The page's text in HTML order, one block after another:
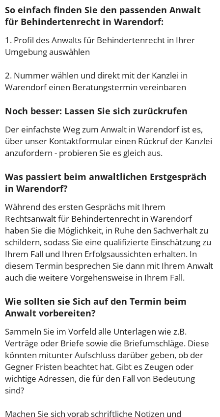
So einfach finden Sie den passenden Anwalt
für Behindertenrecht in Warendorf:
1. Profil des Anwalts für Behindertenrecht in Ihrer
Umgebung auswählen
2. Nummer wählen und direkt mit der Kanzlei in
Warendorf einen Beratungstermin vereinbaren
Noch besser: Lassen Sie sich zurückrufen
Der einfachste Weg zum Anwalt in Warendorf ist es,
über unser Kontaktformular einen Rückruf der Kanzlei
anzufordern - probieren Sie es gleich aus.
Was passiert beim anwaltlichen Erstgespräch
in Warendorf?
Während des ersten Gesprächs mit Ihrem
Rechtsanwalt für Behindertenrecht in Warendorf
haben Sie die Möglichkeit, in Ruhe den Sachverhalt zu
schildern, sodass Sie eine qualifizierte Einschätzung zu
Ihrem Fall und Ihren Erfolgsaussichten erhalten. In
diesem Termin besprechen Sie dann mit Ihrem Anwalt
auch die weitere Vorgehensweise in Ihrem Fall.
Wie sollten sie Sich auf den Termin beim
Anwalt vorbereiten?
Sammeln Sie im Vorfeld alle Unterlagen wie z.B.
Verträge oder Briefe sowie die Briefumschläge. Diese
könnten mitunter Aufschluss darüber geben, ob der
Gegner Fristen beachtet hat. Gibt es Zeugen oder
wichtige Adressen, die für den Fall von Bedeutung
sind?
Machen Sie sich vorab schriftliche Notizen und